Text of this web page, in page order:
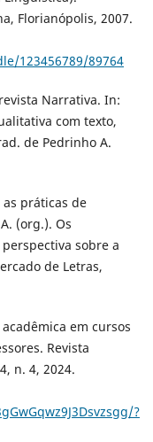
Florianópolis, 2007.
123456789/89764
Narrativa. In:
com texto,
de Pedrinho A.
as práticas de
(org.). Os
sobre a
de Letras,
acadêmica em cursos
Revista
n. 4, 2024.
?